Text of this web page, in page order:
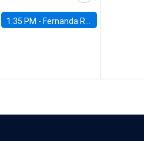
1:35 PM - Fernanda Rojas Ampuero, University of Wisconsin-Madison